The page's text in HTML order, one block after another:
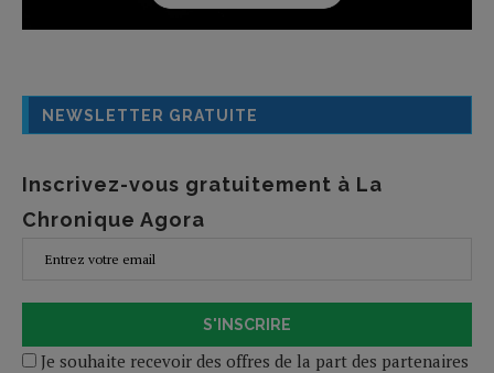
NEWSLETTER GRATUITE
Inscrivez-vous gratuitement à La
Chronique Agora
S'INSCRIRE
Je souhaite recevoir des offres de la part des partenaires